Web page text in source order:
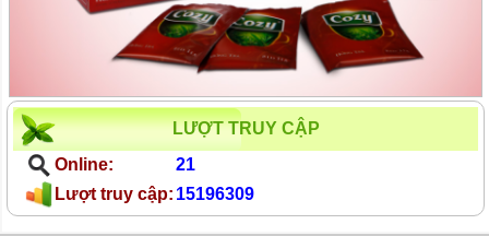
LƯỢT TRUY CẬP
Online:
21
Lượt truy cập: 15196309